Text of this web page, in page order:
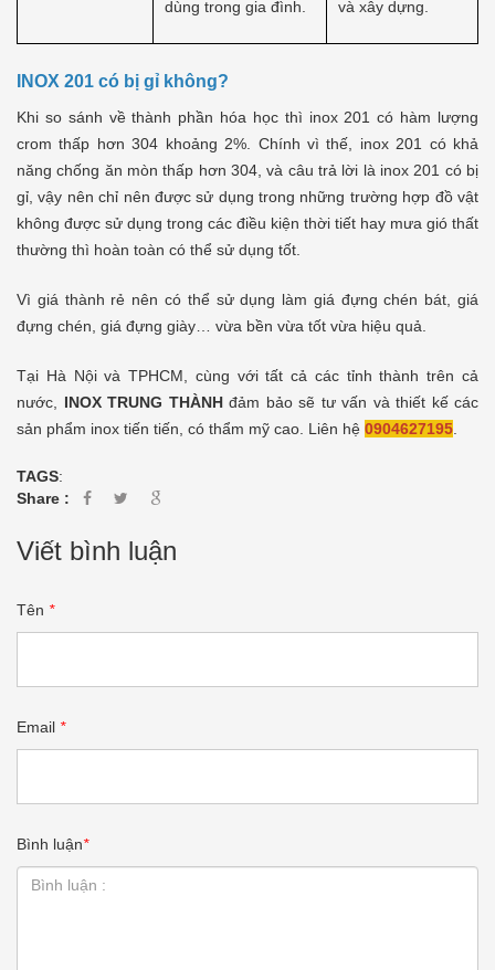
dùng trong gia đình.
và xây dựng.
INOX 201 có bị gỉ không?
Khi so sánh về thành phần hóa học thì inox 201 có hàm lượng
crom thấp hơn 304 khoảng 2%. Chính vì thế, inox 201 có khả
năng chống ăn mòn thấp hơn 304, và câu trả lời là inox 201 có bị
gỉ, vậy nên chỉ nên được sử dụng trong những trường hợp đồ vật
không được sử dụng trong các điều kiện thời tiết hay mưa gió thất
thường thì hoàn toàn có thể sử dụng tốt.
Vì giá thành rẻ nên có thể sử dụng làm giá đựng chén bát, giá
đựng chén, giá đựng giày… vừa bền vừa tốt vừa hiệu quả.
Tại Hà Nội và TPHCM, cùng với tất cả các tỉnh thành trên cả
nước, INOX TRUNG THÀNHđảm bảo sẽ tư vấn và thiết kế các
sản phẩm inox tiến tiến, có thẩm mỹ cao. Liên hệ 0904627195
TAGS:
Share :
Viết bình luận
Tên *
Email *
Bình luận*